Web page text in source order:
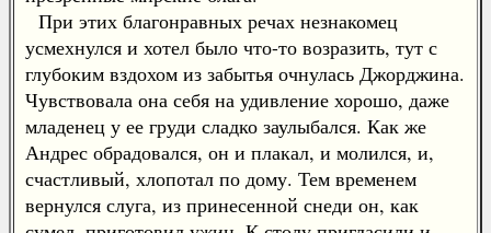
При этих благонравных речах незнакомец
усмехнулся и хотел было что-то возразить, тут с
глубоким вздохом из забытья очнулась Джорджина.
Чувствовала она себя на удивление хорошо, даже
младенец у ее груди сладко заулыбался. Как же
Андрес обрадовался, он и плакал, и молился, и,
счастливый, хлопотал по дому. Тем временем
вернулся слуга, из принесенной снеди он, как